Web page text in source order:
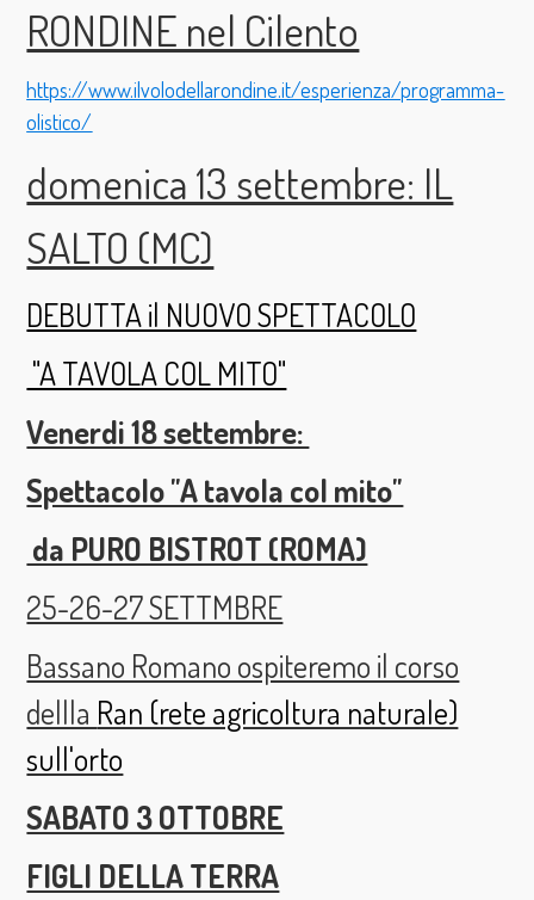
RONDINE nel Cilento
https://www.ilvolodellarondine.it/esperienza/programma-
olistico/
domenica 13 settembre: IL
SALTO (MC)
DEBUTTA il NUOVO SPETTACOLO
"A TAVOLA COL MITO"
Venerdi 18 settembre:
Spettacolo "A tavola col mito"
da PURO BISTROT (ROMA)
25-26-27 SETTMBRE
Bassano Romano ospiteremo il corso
dellla Ran (rete agricoltura naturale)
sull'orto
SABATO 3 OTTOBRE
FIGLI DELLA TERRA